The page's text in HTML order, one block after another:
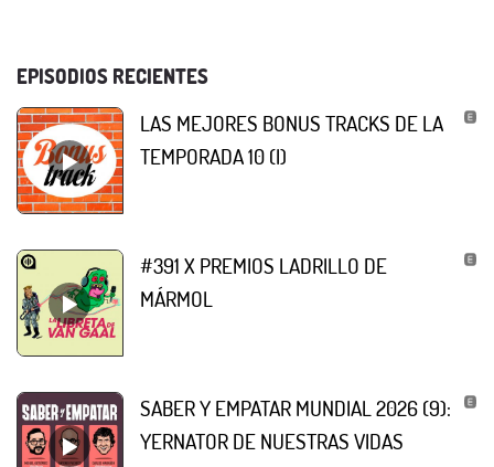
EPISODIOS RECIENTES
LAS MEJORES BONUS TRACKS DE LA
TEMPORADA 10 (I)
#391 X PREMIOS LADRILLO DE
MÁRMOL
SABER Y EMPATAR MUNDIAL 2026 (9):
YERNATOR DE NUESTRAS VIDAS